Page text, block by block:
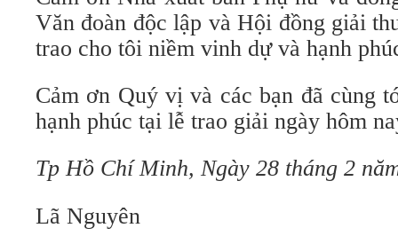
Văn đoàn độc lập và Hội đồng giải
trao cho tôi niềm vinh dự và hạnh
Cảm ơn Quý vị và các bạn đã cùng
hạnh phúc tại lễ trao giải ngày hôm
Tp Hồ Chí Minh, Ngày 28 tháng 2
Lã Nguyên